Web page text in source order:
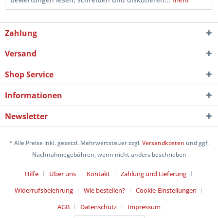
Zahlung
Versand
Shop Service
Informationen
Newsletter
* Alle Preise inkl. gesetzl. Mehrwertsteuer zzgl.Versandkosten und ggf.
Nachnahmegebühren, wenn nicht anders beschrieben
Hilfe Über uns Kontakt
Zahlung und Lieferung
Widerrufsbelehrung
Wie bestellen?
Cookie-Einstellungen
AGB
Datenschutz Impressum